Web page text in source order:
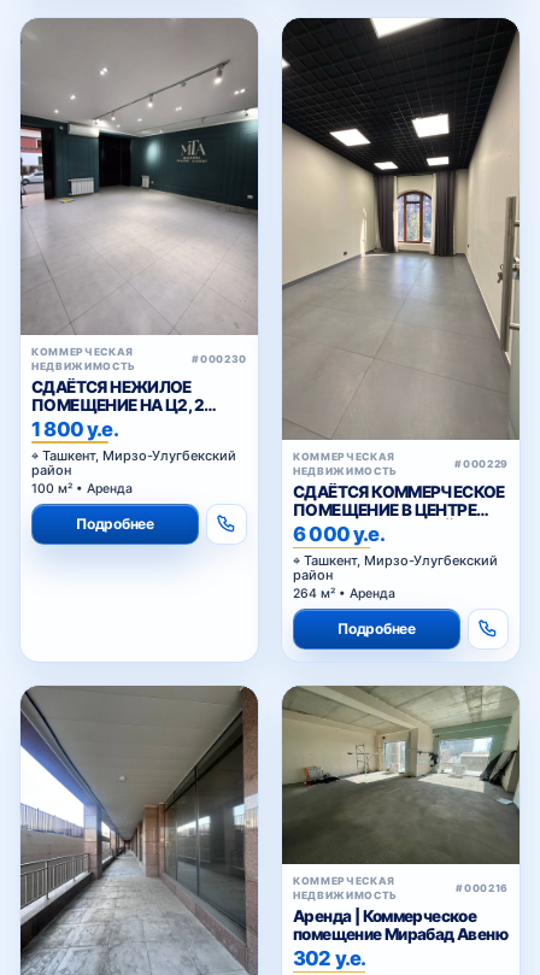
КОММЕРЧЕСКАЯ
НЕДВИЖИМОСТЬ
#000230
СДАЁТСЯ НЕЖИЛОЕ
ПОМЕЩЕНИЕ НА Ц2, 2
ЛИНИЯ ВДОЛЬ ДОРОГИ
1 800 у.е.
Ташкент, Мирзо-Улугбекский
район
100 м² • Аренда
Подробнее
КОММЕРЧЕСКАЯ
НЕДВИЖИМОСТЬ
#000229
СДАЁТСЯ КОММЕРЧЕСКОЕ
ПОМЕЩЕНИЕ В ЦЕНТРЕ
ГОРОДА НА ПЕРВОЙ
ЛИНИИ
6 000 у.е.
Ташкент, Мирзо-Улугбекский
район
264 м² • Аренда
Подробнее
КОММЕРЧЕСКАЯ
НЕДВИЖИМОСТЬ
#000216
Аренда | Коммерческое
помещение Мирабад Авеню
302 у.е.